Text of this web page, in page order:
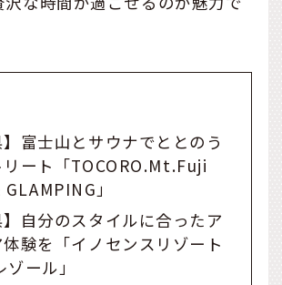
】富士山とサウナでととのう
ート「TOCORO.Mt.Fuji
」
】自分のスタイルに合ったア
験を「イノセンスリゾート
ール」